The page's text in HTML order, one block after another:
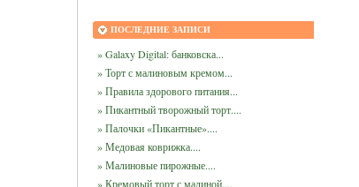
ПОСЛЕДНИЕ ЗАПИСИ
» Galaxy Digital: банковска...
» Торт с малиновым кремом...
» Правила здорового питания...
» Пикантный творожный торт....
» Палочки «Пикантные»....
» Медовая коврижка....
» Малиновые пирожные....
» Кремовый торт с малиной....